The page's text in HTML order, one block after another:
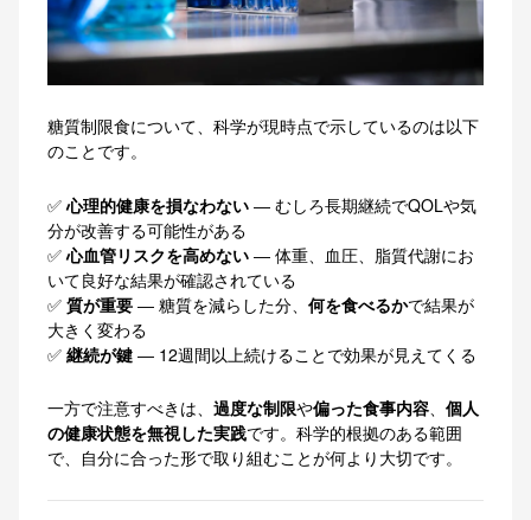
糖質制限食について、科学が現時点で示しているのは以下
のことです。
✅ 心理的健康を損なわない ― むしろ長期継続でQOLや気
分が改善する可能性がある
✅ 心血管リスクを高めない ― 体重、血圧、脂質代謝にお
いて良好な結果が確認されている
✅ 質が重要 ― 糖質を減らした分、 何を食べるかで結果が
大きく変わる
✅ 継続が鍵 ― 12週間以上続けることで効果が見えてくる
一方で注意すべきは、 過度な制限や偏った食事内容、 個人
の健康状態を無視した実践です。科学的根拠のある範囲
で、自分に合った形で取り組むことが何より大切です。